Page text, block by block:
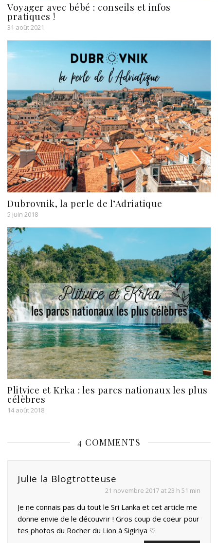
Voyager avec bébé : conseils et infos
pratiques !
31 août 2021
Dubrovnik, la perle de l’Adriatique
5 juin 2018
Plitvice et Krka : les parcs nationaux les plus
célèbres
14 août 2018
4 COMMENTS
Julie la Blogtrotteuse
21 novembre 2017 at 23 h 51 min
Je ne connais pas du tout le Sri Lanka et cet article me
donne envie de le découvrir ! Gros coup de coeur pour
tes photos du Rocher du Lion à Sigiriya ♡